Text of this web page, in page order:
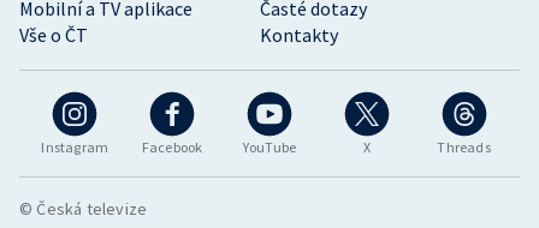
Instagram Facebook YouTube X Threads
Mobilní a TV aplikace
Časté dotazy
Vše o ČT
Kontakty
© Česká televize